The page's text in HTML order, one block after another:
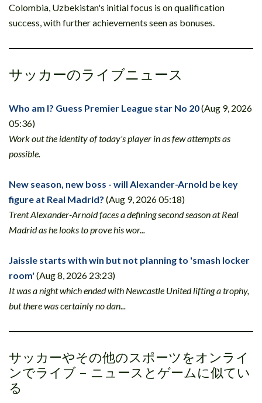
Colombia, Uzbekistan's initial focus is on qualification
success, with further achievements seen as bonuses.
サッカーのライブニュース
Who am I? Guess Premier League star No 20(Aug 9, 2026
05:36)
Work out the identity of today's player in as few attempts as
possible.
New season, new boss - will Alexander-Arnold be key
figure at Real Madrid? (Aug 9, 2026 05:18)
Trent Alexander-Arnold faces a defining second season at Real
Madrid as he looks to prove his wor...
Jaissle starts with win but not planning to 'smash locker
room' (Aug 8, 2026 23:23)
It was a night which ended with Newcastle United lifting a trophy,
but there was certainly no dan...
サッカーやその他のスポーツをオンライ
ンでライブ – ニュースとゲームに似てい
る